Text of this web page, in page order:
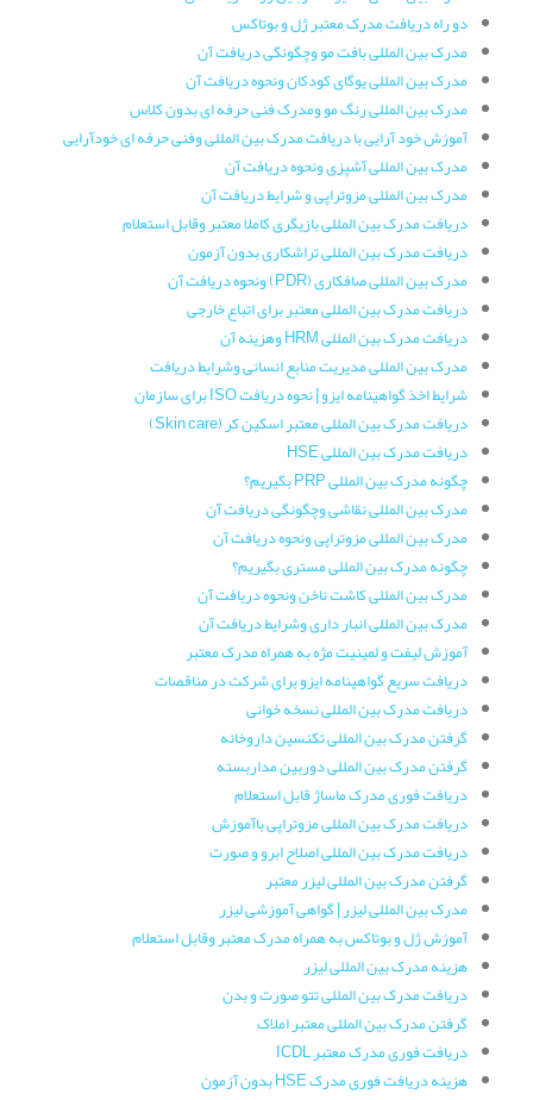
دو راه دریافت مدرک معتبر ژل و بوتاکس
مدرک بین المللی بافت مو وچگونگی دریافت آن
مدرک بین المللی یوگای کودکان ونحوه دریافت آن
مدرک بین المللی رنگ مو ومدرک فنی حرفه ای بدون کلاس
آموزش خود آرایی با دریافت مدرک بین المللی وفنی حرفه ای خودآرایی
مدرک بین المللی آشپزی ونحوه دریافت آن
مدرک بین المللی مزوتراپی و شرایط دریافت آن
دریافت مدرک بین المللی بازیگری کاملا معتبر وقابل استعلام
دریافت مدرک بین المللی تراشکاری بدون آزمون
مدرک بین المللی صافکاری (PDR) ونحوه دریافت آن
دریافت مدرک بین المللی معتبر برای اتباع خارجی
دریافت مدرک بین المللی HRM وهزینه آن
مدرک بین المللی مدیریت منابع انسانی وشرایط دریافت
شرایط اخذ گواهینامه ایزو | نحوه دریافت ISO برای سازمان
دریافت مدرک بین المللی معتبر اسکین کر (Skin care)
دریافت مدرک بین المللی HSE
چگونه مدرک بین المللی PRP بگیریم؟
مدرک بین المللی نقاشی وچگونگی دریافت آن
مدرک بین المللی مزوتراپی ونحوه دریافت آن
چگونه مدرک بین المللی مستری بگیریم؟
مدرک بین المللی کاشت ناخن ونحوه دریافت آن
مدرک بین المللی انبار داری وشرایط دریافت آن
آموزش لیفت و لمینیت مژه به همراه مدرک معتبر
دریافت سریع گواهینامه ایزو برای شرکت در مناقصات
دریافت مدرک بین المللی نسخه خوانی
گرفتن مدرک بین المللی تکنسین داروخانه
گرفتن مدرک بین المللی دوربین مداربسته
دریافت فوری مدرک ماساژ قابل استعلام
دریافت مدرک بین المللی مزوتراپی باآموزش
دریافت مدرک بین المللی اصلاح ابرو و صورت
گرفتن مدرک بین المللی لیزر معتبر
مدرک بین المللی لیزر | گواهی آموزشی لیزر
آموزش ژل و بوتاکس به همراه مدرک معتبر وقابل استعلام
هزینه مدرک بین المللی لیزر
دریافت مدرک بین المللی تتو صورت و بدن
گرفتن مدرک بین المللی معتبر املاک
دریافت فوری مدرک معتبر ICDL
هزینه دریافت فوری مدرک HSE بدون آزمون